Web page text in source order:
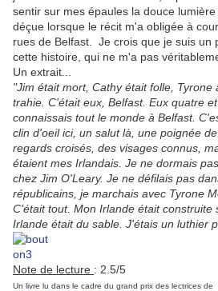
sentir sur mes épaules la douce
déçue lorsque le récit m'a obligée à
rues de Belfast. Je crois que je suis un
cette histoire, qui ne m'a pas
Un extrait...
"Jim était mort, Cathy était folle, Tyrone
trahie. C'était eux, Belfast. Eux quatre
connaissais tout le monde à Belfast.
clin d'oeil ici, un salut là, une poignée
regards croisés, des visages connus,
étaient mes Irlandais. Je ne dormais
chez Jim O'Leary. Je ne défilais pas
républicains, je marchais avec Tyrone
C'était tout. Mon Irlande était construite
Irlande était du sable. J'étais un luthier
Note de lecture : 2.5/5
Un livre lu dans le cadre du grand prix des lectrices de